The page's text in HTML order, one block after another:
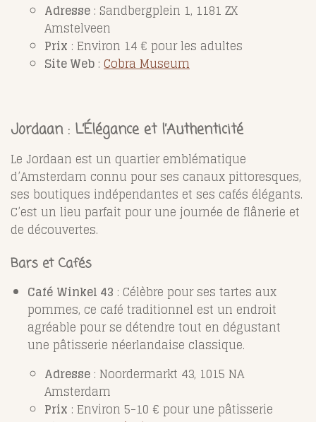
Adresse : Sandbergplein 1, 1181 ZX
Amstelveen
Prix : Environ 14 € pour les adultes
Site Web : Cobra Museum
Jordaan : L’Élégance et l’Authenticité
Le Jordaan est un quartier emblématique
d’Amsterdam connu pour ses canaux pittoresques,
ses boutiques indépendantes et ses cafés élégants.
C’est un lieu parfait pour une journée de flânerie et
de découvertes.
Bars et Cafés
Café Winkel 43 : Célèbre pour ses tartes aux
pommes, ce café traditionnel est un endroit
agréable pour se détendre tout en dégustant
une pâtisserie néerlandaise classique.
Adresse : Noordermarkt 43, 1015 NA
Amsterdam
Prix : Environ 5-10 € pour une pâtisserie